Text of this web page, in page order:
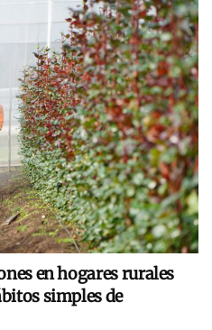
en hogares rurales
simples de